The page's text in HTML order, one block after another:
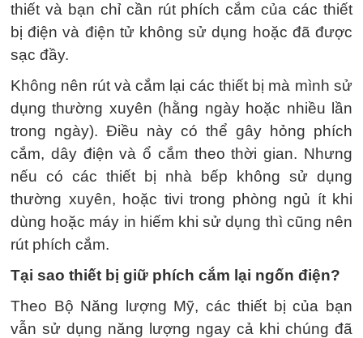
thiết và bạn chỉ cần rút phích cắm của các thiết
bị điện và điện tử không sử dụng hoặc đã được
sạc đầy.
Không nên rút và cắm lại các thiết bị mà mình sử
dụng thường xuyên (hằng ngày hoặc nhiều lần
trong ngày). Điều này có thể gây hỏng phích
cắm, dây điện và ổ cắm theo thời gian. Nhưng
nếu có các thiết bị nhà bếp không sử dụng
thường xuyên, hoặc tivi trong phòng ngủ ít khi
dùng hoặc máy in hiếm khi sử dụng thì cũng nên
rút phích cắm.
Tại sao thiết bị giữ phích cắm lại ngốn điện?
Theo Bộ Năng lượng Mỹ, các thiết bị của bạn
vẫn sử dụng năng lượng ngay cả khi chúng đã